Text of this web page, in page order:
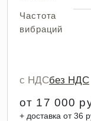
Частота
вибраций
с НДСбез НДС
от 17 000
+ доставка от 36